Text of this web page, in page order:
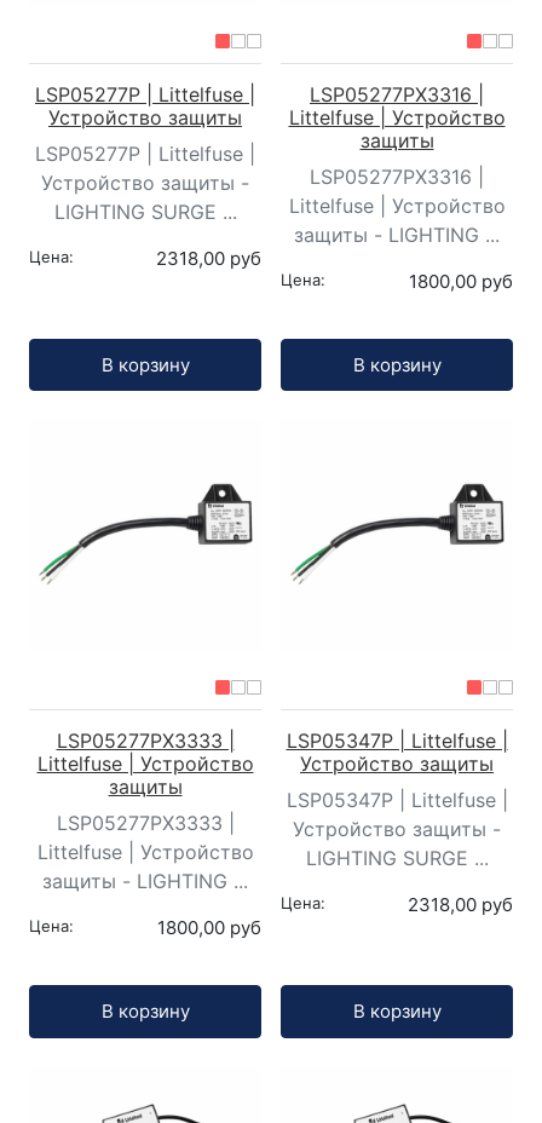
LSP05277P | Littelfuse |
Устройство защиты
LSP05277P | Littelfuse |
Устройство защиты -
LIGHTING SURGE ...
Цена: 2318,00 руб
В корзину
LSP05277PX3316 |
Littelfuse | Устройство
защиты
LSP05277PX3316 |
Littelfuse | Устройство
защиты - LIGHTING ...
Цена: 1800,00 руб
В корзину
LSP05277PX3333 |
Littelfuse | Устройство
защиты
LSP05277PX3333 |
Littelfuse | Устройство
защиты - LIGHTING ...
Цена: 1800,00 руб
В корзину
LSP05347P | Littelfuse |
Устройство защиты
LSP05347P | Littelfuse |
Устройство защиты -
LIGHTING SURGE ...
Цена: 2318,00 руб
В корзину